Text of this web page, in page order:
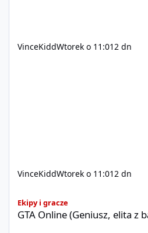
VinceKiddWtorek o 11:012 dn
VinceKiddWtorek o 11:012 dn
Ekipy i gracze
GTA Online (Geniusz, elita z